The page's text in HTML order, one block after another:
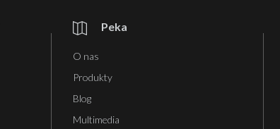
Peka
O nas
Produkty
Blog
Multimedia